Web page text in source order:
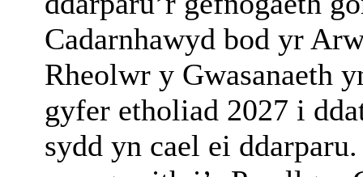
Cadarnhawyd bod yr
Rheolwr y Gwasanaeth
gyfer etholiad 2027 i
sydd yn cael ei